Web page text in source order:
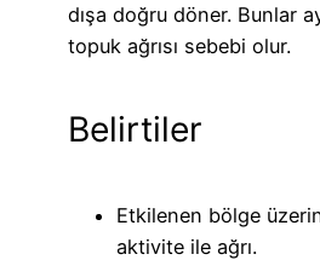
dışa doğru döner. Bunlar
topuk ağrısı sebebi olur.
Belirtiler
Etkilenen bölge
aktivite ile ağrı.